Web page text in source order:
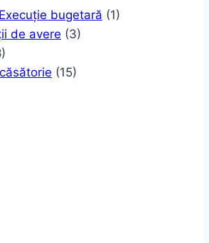
bugetară (1)
de avere (3)
(15)